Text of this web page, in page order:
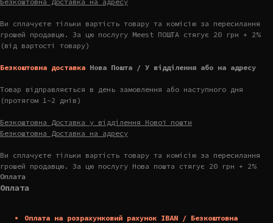
Ви сплачуєте тільки вартість товару та комісію за пересилання
грошей продавцю. За цю послугу Meest ПОШТА стягує 20 грн + 2%
(від вартості товару)
Безкоштовна доставка Нова Пошта / У відділення або на адресу
Товар відправляється в день замовлення або наступного дня
(протягом 1-2 днів)
Безкоштовна Доставка у відділення Нової пошти
Безкоштовна Доставка на адресу
Ви сплачуєте тільки вартість товару та комісію за пересилання
грошей продавцю. За цю послугу Нова пошта стягує 20 грн + 2%
Оплата
Оплата
Оплата на розрахунковий рахунок IBAN / Безкоштовна